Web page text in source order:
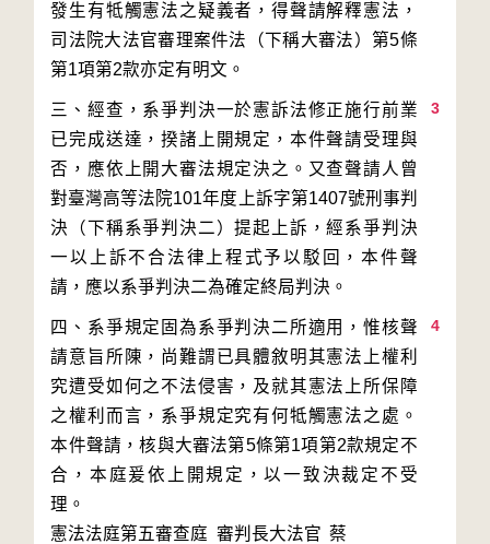
發生有牴觸憲法之疑義者，得聲請解釋憲法，
司法院大法官審理案件法（下稱大審法）第5條
3
三、經查，系爭判決一於憲訴法修正施行前業
已完成送達，揆諸上開規定，本件聲請受理與
否，應依上開大審法規定決之。又查聲請人曾
對臺灣高等法院101年度上訴字第1407號刑事判
決（下稱系爭判決二）提起上訴，經系爭判決
一以上訴不合法律上程式予以駁回，本件聲
4
四、系爭規定固為系爭判決二所適用，惟核聲
請意旨所陳，尚難謂已具體敘明其憲法上權利
究遭受如何之不法侵害，及就其憲法上所保障
之權利而言，系爭規定究有何牴觸憲法之處。
本件聲請，核與大審法第5條第1項第2款規定不
合，本庭爰依上開規定，以一致決裁定不受
理。
憲法法庭第五審查庭 審判長大法官 蔡